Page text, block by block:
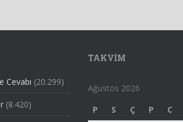
Cevabı (20.299)
(8.420)
TAKVIM
Ağustos 2026
P
S Ç P C